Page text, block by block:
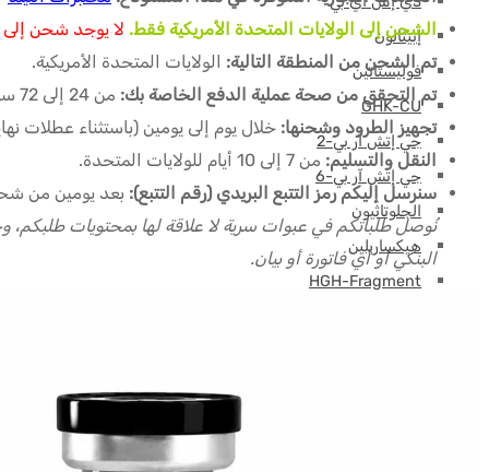
إبيثالون
فوليستاتين
GHK-CU
جي إتش آر بي-2
جي إتش آر بي-6
الجلوتاثيون
هيكساريلين
HGH-Fragment
الشحن إلى الولايات المتحدة الأمريكية فقط. لا يوجد شحن إلى
تم الشحن من المنطقة التالية: الولايات المتحدة الأمريكية.
تم التحقق من صحة عملية الدفع الخاصة بك: من 24 إلى 72 ساعة (باستثناء عطلات نهاية الأسبوع) بعد إرسال إثبات الدفع الخاص بك.
تجهيز الطرود وشحنها: خلال يوم إلى يومين (باستثناء عطلات
النقل والتسليم: من 7 إلى 10 أيام للولايات المتحدة.
سنرسل إليكم رمز التتبع البريدي (رقم التتبع): بعد يومين من
البنكي أو أي فاتورة أو بيان.